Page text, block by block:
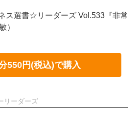
ス選書☆リーダーズ Vol.533『非常
）
550円(税込)で購入
リーダーズ